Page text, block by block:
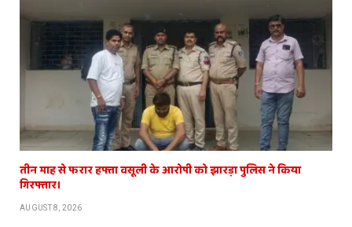
तीन माह से फरार हफ्ता वसूली के आरोपी को झारड़ा पुलिस ने किया
गिरफ्तार।
AUGUST 8, 2026